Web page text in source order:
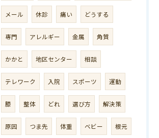
メール 休診 痛い どうする
専門 アレルギー 金属 角質
かかと 地区センター 相談
テレワーク 入院 スポーツ 運動
膝 整体 どれ 選び方 解決策
原因 つま先 体重 ベビー 根元